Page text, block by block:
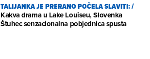
TALIJANKA JE PRERANO POČELA SLAVITI:/
Kakva drama u Lake Louiseu, Slovenka
Štuhec senzacionalna pobjednica spusta